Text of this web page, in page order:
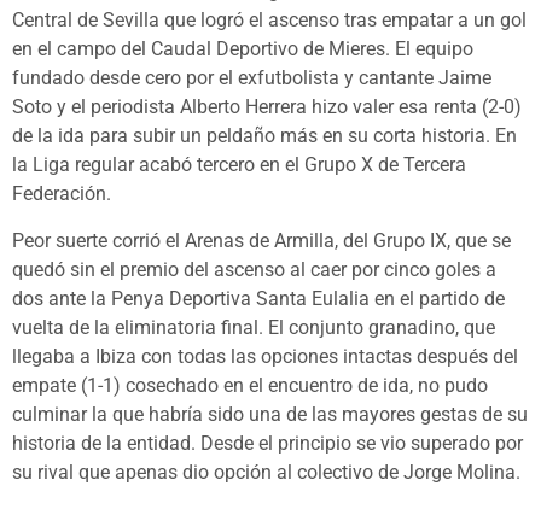
Central de Sevilla que logró el ascenso tras empatar a un gol
en el campo del Caudal Deportivo de Mieres. El equipo
fundado desde cero por el exfutbolista y cantante Jaime
Soto y el periodista Alberto Herrera hizo valer esa renta (2-0)
de la ida para subir un peldaño más en su corta historia. En
la Liga regular acabó tercero en el Grupo X de Tercera
Federación.
Peor suerte corrió el Arenas de Armilla, del Grupo IX, que se
quedó sin el premio del ascenso al caer por cinco goles a
dos ante la Penya Deportiva Santa Eulalia en el partido de
vuelta de la eliminatoria final. El conjunto granadino, que
llegaba a Ibiza con todas las opciones intactas después del
empate (1-1) cosechado en el encuentro de ida, no pudo
culminar la que habría sido una de las mayores gestas de su
historia de la entidad. Desde el principio se vio superado por
su rival que apenas dio opción al colectivo de Jorge Molina.